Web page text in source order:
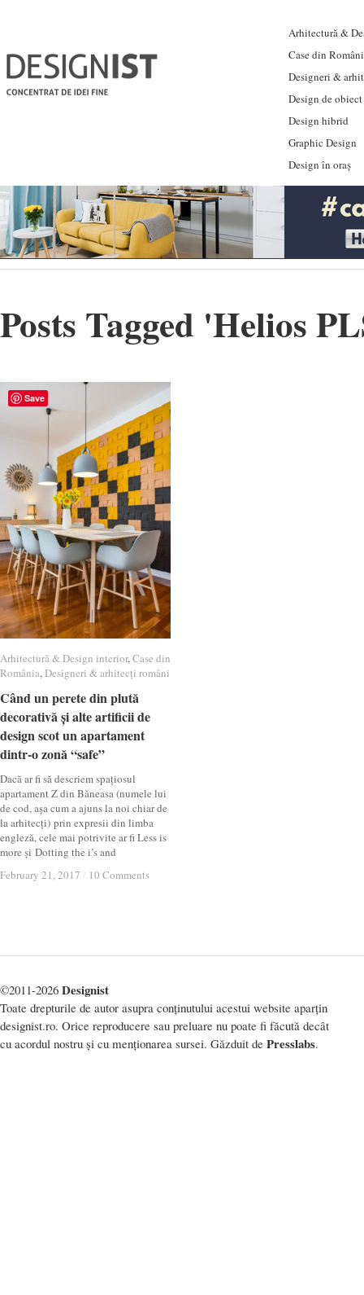
Arhitectură &
Case din
Designeri &
Design de obiect
Design hibrid
Graphic Design
Design în oraș
Posts Tagged 'Helios
Arhitectură & Design interior,Case din
România,Designeri & arhitecți români
Când un perete din plută
decorativă și alte artificii de
design scot un apartament
dintr-o zonă “safe”
Dacă ar fi să descriem spațiosul
apartament Z din Băneasa (numele lui
de cod, așa cum a ajuns la noi chiar de
la arhitecți) prin expresii din limba
engleză, cele mai potrivite ar fi Less is
more și Dotting the i’s and
February 21, 2017 / 10 Comments
Arhitectură & Design interior Case din
România Designeri & arhitecți români
Când un perete din plută
decorativă și alte artificii de
design scot un apartament
dintr-o zonă “safe”
February 21, 2017 / 10 Comments
©2011-2026 Designist
Toate drepturile de autor asupra conținutului acestui website aparțin
designist.ro. Orice reproducere sau preluare nu poate fi făcută decât
cu acordul nostru și cu menționarea sursei. Găzduit de Presslabs.
Save